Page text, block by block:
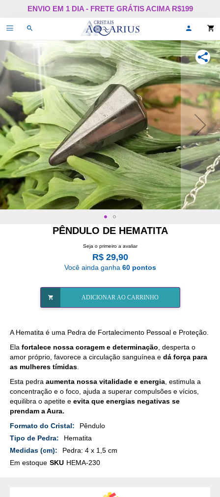
Pular
o
conteúdo
ENVIO EM 1 DIA - FRETE GRÁTIS ACIMA R$199
Alternar
navegação
login
ou
se!
PÊNDULO DE HEMATITA
Seja o primeiro a avaliar
R$ 29,90
Você ainda ganha 60 pontos
ADICIONAR AO CARRINHO
A Hematita é uma Pedra de Fortalecimento Pessoal e Proteção.
Ela fortalece nossa coragem e determinação , desperta o
amor próprio, favorece a circulação sanguínea e dá força para
as mulheres tímidas
Esta pedra aumenta nossa vitalidade e energia , estimula a
concentração e o foco, ajuda a superar compulsões e vícios,
equilibra o apetite e evita que energias negativas se
prendam a Aura.
Mais
Detalhes
Pêndulo
Hematita
Pedra: 4 x 1,5 cm
Em estoque SKU HEMA-230